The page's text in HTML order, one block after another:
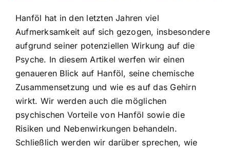
Hanföl hat in den letzten Jahren viel
Aufmerksamkeit auf sich gezogen, insbesondere
aufgrund seiner potenziellen Wirkung auf die
Psyche. In diesem Artikel werfen wir einen
genaueren Blick auf Hanföl, seine chemische
Zusammensetzung und wie es auf das Gehirn
wirkt. Wir werden auch die möglichen
psychischen Vorteile von Hanföl sowie die
Risiken und Nebenwirkungen behandeln.
Schließlich werden wir darüber sprechen, wie